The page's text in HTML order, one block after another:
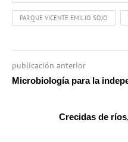
PARQUE VICENTE EMILIO SOJO
publicación anterior
Microbiología para la
Crecidas de